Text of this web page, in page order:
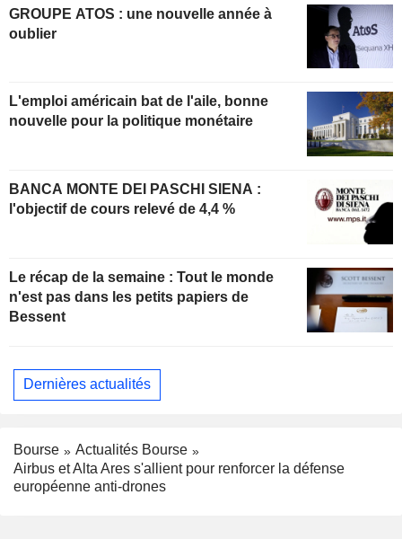
GROUPE ATOS : une nouvelle année à
oublier
L'emploi américain bat de l'aile, bonne
nouvelle pour la politique monétaire
BANCA MONTE DEI PASCHI SIENA :
l'objectif de cours relevé de 4,4 %
Le récap de la semaine : Tout le monde
n'est pas dans les petits papiers de
Bessent
Dernières actualités
Bourse
Actualités Bourse
Airbus et Alta Ares s'allient pour renforcer la défense
européenne anti-drones